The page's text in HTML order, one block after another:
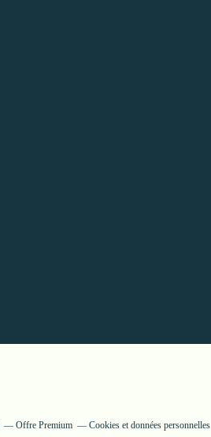
Offre Premium Cookies et données personnelles